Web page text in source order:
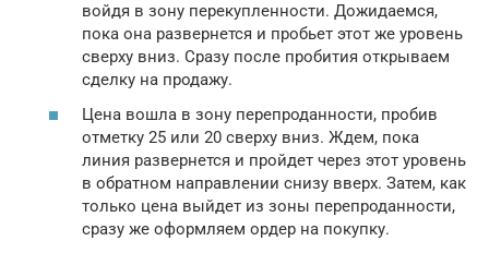
войдя в зону перекупленности. Дожидаемся,
пока она развернется и пробьет этот же уровень
сверху вниз. Сразу после пробития открываем
сделку на продажу.
Цена вошла в зону перепроданности, пробив
отметку 25 или 20 сверху вниз. Ждем, пока
линия развернется и пройдет через этот уровень
в обратном направлении снизу вверх. Затем, как
только цена выйдет из зоны перепроданности,
сразу же оформляем ордер на покупку.